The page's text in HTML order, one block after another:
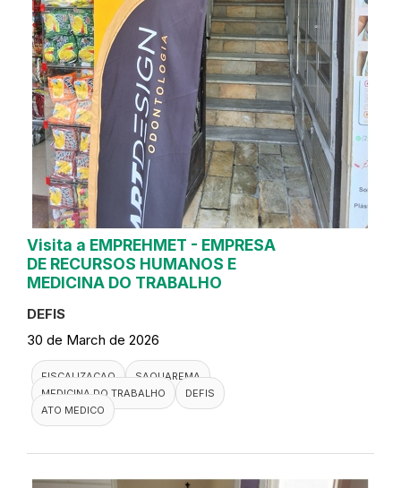
Visita a EMPREHMET - EMPRESA
DE RECURSOS HUMANOS E
MEDICINA DO TRABALHO
DEFIS
30 de March de 2026
FISCALIZACAO
SAQUAREMA
MEDICINA DO TRABALHO
DEFIS
ATO MEDICO